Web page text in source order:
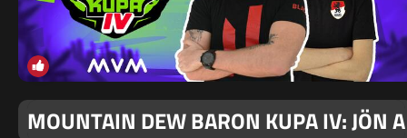
MOUNTAIN DEW BARON KUPA IV: JÖN A